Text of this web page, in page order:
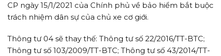
CP ngày 15/1/2021 của Chính phủ về bảo hiểm bắt buộc
trách nhiệm dân sự của chủ xe cơ giới.
Thông tư 04 sẽ thay thế: Thông tư số 22/2016/TT-BTC;
Thông tư số 103/2009/TT-BTC; Thông tư số 43/2014/TT-